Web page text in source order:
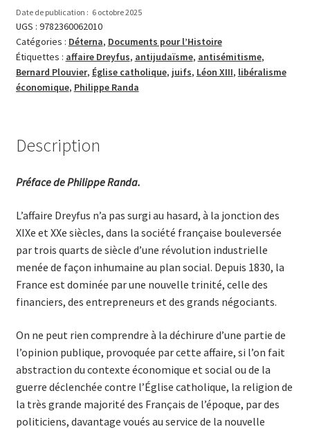
affaire
Dreyfus.
Anticatholicisme
et
antijudaïsme
(Tome
Date de publication : 6 octobre 2025
UGS : 9782360062010
Catégories : Déterna, Documents pour l’Histoire
Étiquettes : affaire Dreyfus, antijudaïsme, antisémitisme,
Bernard Plouvier, Église catholique, juifs, Léon XIII, libéralisme
économique, Philippe Randa
Description
Préface de Philippe Randa.
L’affaire Dreyfus n’a pas surgi au hasard, à la jonction des
XIXe et XXe siècles, dans la société française bouleversée
par trois quarts de siècle d’une révolution industrielle
menée de façon inhumaine au plan social. Depuis 1830, la
France est dominée par une nouvelle trinité, celle des
financiers, des entrepreneurs et des grands négociants.
On ne peut rien comprendre à la déchirure d’une partie de
l’opinion publique, provoquée par cette affaire, si l’on fait
abstraction du contexte économique et social ou de la
guerre déclenchée contre l’Église catholique, la religion de
la très grande majorité des Français de l’époque, par des
politiciens, davantage voués au service de la nouvelle